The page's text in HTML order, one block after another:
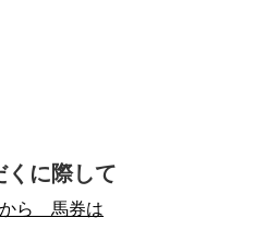
くに際して
から 馬券は